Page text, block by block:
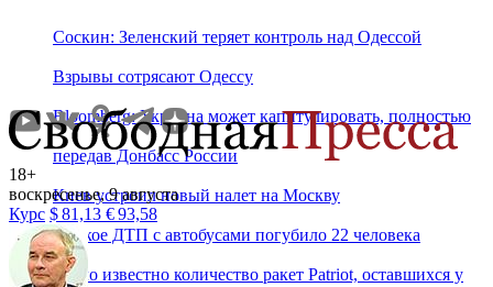
Соскин: Зеленский теряет контроль над Одессой
Взрывы сотрясают Одессу
Bloomberg: Украина может капитулировать, полностью
передав Донбасс России
Киев устроил новый налет на Москву
Жуткое ДТП с автобусами погубило 22 человека
Стало известно количество ракет Patriot, оставшихся у
18+
воскресенье, 9 августа
Курс $81,13 €93,58